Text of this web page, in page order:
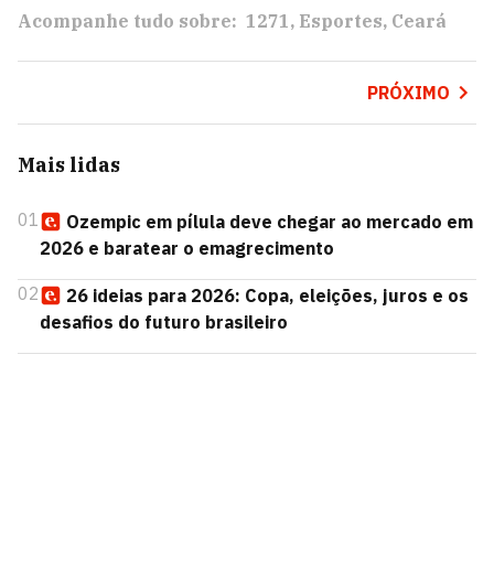
Acompanhe tudo sobre: 1271 Esportes Ceará
PRÓXIMO
Mais lidas
01
Ozempic em pílula deve chegar ao mercado em
2026 e baratear o emagrecimento
02
26 ideias para 2026: Copa, eleições, juros e os
desafios do futuro brasileiro